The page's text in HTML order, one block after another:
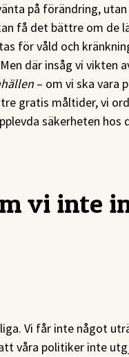
på förändring,
få det bättre om de
för våld och
där insåg vi vikten
– om vi ska vara
gratis måltider, vi
säkerheten hos
vi inte
Vi får inte något
våra politiker inte